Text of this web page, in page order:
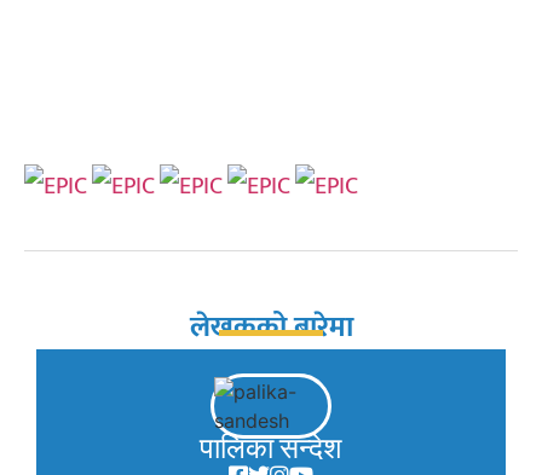
लेखकको बारेमा
पालिका सन्देश